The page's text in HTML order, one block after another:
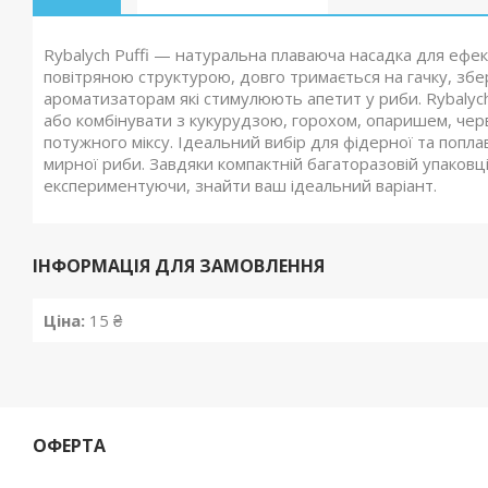
Rybalych Puffi — натуральна плаваюча насадка для
повітряною структурою, довго тримається на гачку,
ароматизаторам які стимулюють апетит у риби.
або комбінувати з кукурудзою, горохом, опаришем,
потужного міксу. Ідеальний вибір для фідерної та
мирної риби. Завдяки компактній багаторазовій
експериментуючи, знайти ваш ідеальний варіант.
ІНФОРМАЦІЯ ДЛЯ ЗАМОВЛЕННЯ
Ціна: 15 ₴
ОФЕРТА